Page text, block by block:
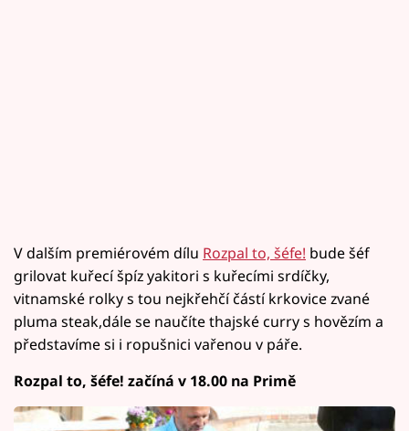
V dalším premiérovém dílu Rozpal to, šéfe! bude šéf
grilovat kuřecí špíz yakitori s kuřecími srdíčky,
vitnamské rolky s tou nejkřehčí částí krkovice zvané
pluma steak,dále se naučíte thajské curry s hovězím a
představíme si i ropušnici vařenou v páře.
Rozpal to, šéfe! začíná v 18.00 na Primě